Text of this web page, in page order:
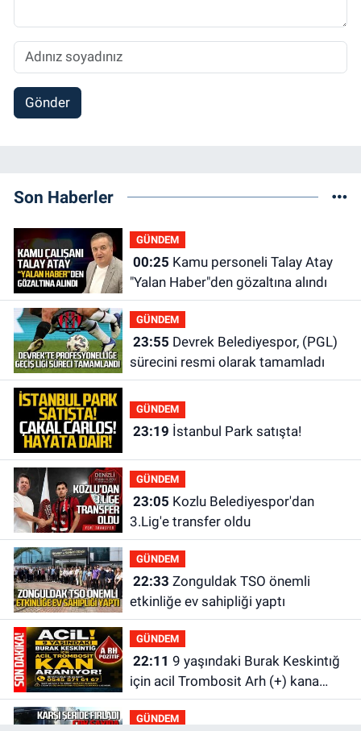
Gönder
Son Haberler
GÜNDEM
00:25
"Yalan Haber"den gözaltına alındı
GÜNDEM
23:55
sürecini resmi olarak tamamladı
GÜNDEM
23:19 İstanbul Park satışta!
GÜNDEM
23:05
3.Lig'e transfer oldu
GÜNDEM
22:33
etkinliğe ev sahipliği yaptı
GÜNDEM
22:11
için acil Trombosit Arh (+) kana
ihtiyaç var
GÜNDEM